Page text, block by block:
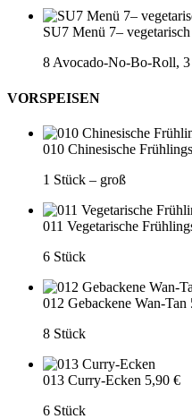
SU7 Menü 7– vegetarisch
8 Avocado-No-Bo-Roll,
VORSPEISEN
010 Chinesische
1 Stück – groß
011 Vegetarische
6 Stück
012 Gebackene Wan-Tan
8 Stück
013 Curry-Ecken 5,90 €
6 Stück